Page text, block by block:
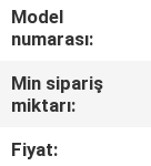
FABRIKA
TURU
KALITE
Model
numarası:
Min sipariş
miktarı:
Fiyat: